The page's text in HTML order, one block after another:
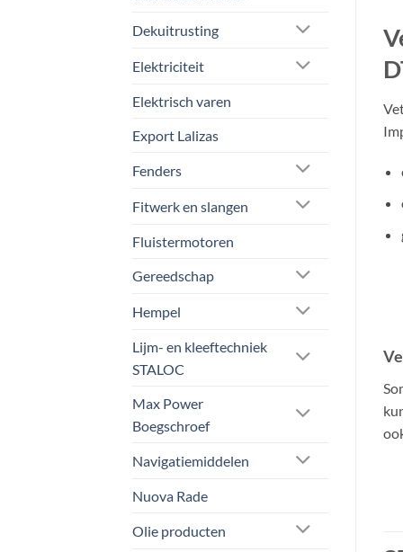
Dekuitrusting
Elektriciteit
Elektrisch varen
Export Lalizas
Fenders
Fitwerk en slangen
Fluistermotoren
Gereedschap
Hempel
Lijm- en kleeftechniek
STALOC
Max Power
Boegschroef
Navigatiemiddelen
Nuova Rade
Olie producten